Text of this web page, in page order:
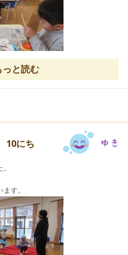
。
献金に
た子ども達。
が完成しました。
っと読む
にち
す。